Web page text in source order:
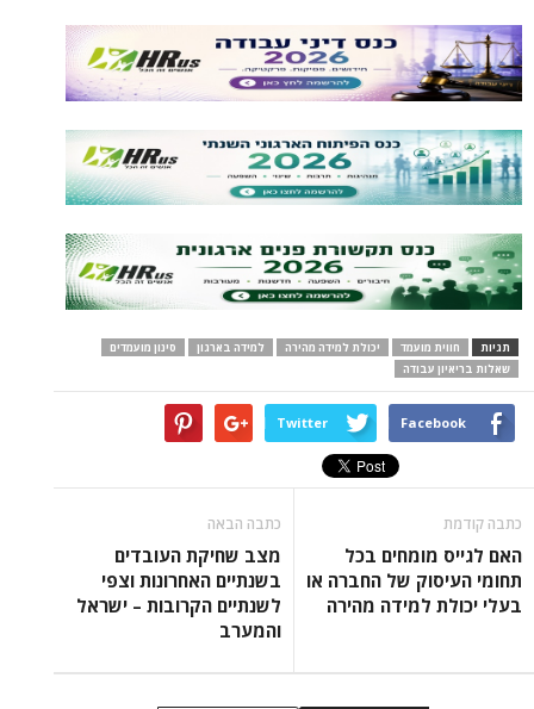
תגיות חווית מועמד יכולת למידה מהירה למידה בארגון
סינון מועמדים
שאלות בריאיון עבודה
Facebook
Twitter
כתבה קודמת
האם לגייס מומחים בכל
תחומי העיסוק של החברה או
בעלי יכולת למידה מהירה
כתבה הבאה
מצב שחיקת העובדים
בשנתיים האחרונות וצפי
לשנתיים הקרובות – ישראל
והמערב